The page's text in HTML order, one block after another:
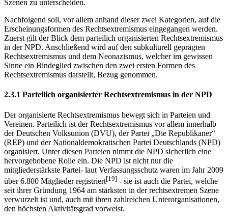
Szenen zu unterscheiden.
Nachfolgend soll, vor allem anhand dieser zwei Kategorien, auf die
Erscheinungsformen des Rechtsextremismus eingegangen werden.
Zuerst gilt der Blick dem parteilich organisierten Rechtsextremismus
in der NPD. Anschließend wird auf den subkulturell geprägten
Rechtsextremismus und dem Neonazismus, welcher im gewissen
Sinne ein Bindeglied zwischen den zwei ersten Formen des
Rechtsextremismus darstellt, Bezug genommen.
2.3.1 Parteilich organisierter Rechtsextremismus in der NPD
Der organisierte Rechtsextremismus bewegt sich in Parteien und
Vereinen. Parteilich ist der Rechtsextremismus vor allem innerhalb
der Deutschen Volksunion (DVU), der Partei „Die Republikaner“
(REP) und der Nationaldemokratischen Partei Deutschlands (NPD)
organisiert. Unter diesen Parteien nimmt die NPD sicherlich eine
hervorgehobene Rolle ein. Die NPD ist nicht nur die
mitgliederstärkste Partei- laut Verfassungsschutz waren im Jahr 2009
über 6.800 Mitglieder registriert[19] - sie ist auch die Partei, welche
seit ihrer Gründung 1964 am stärksten in der rechtsextremen Szene
verwurzelt ist und, auch mit ihren zahlreichen Unterorganisationen,
den höchsten Aktivitätsgrad vorweist.